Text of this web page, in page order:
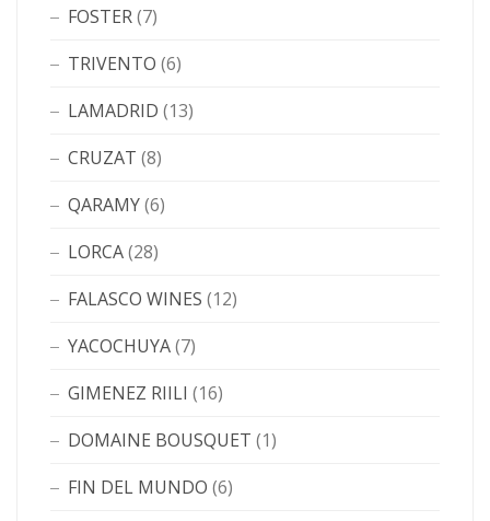
FOSTER(7)
TRIVENTO (6)
LAMADRID (13)
CRUZAT (8)
QARAMY(6)
LORCA(28)
FALASCO WINES (12)
YACOCHUYA(7)
GIMENEZ RIILI (16)
DOMAINE BOUSQUET (1)
FIN DEL MUNDO (6)